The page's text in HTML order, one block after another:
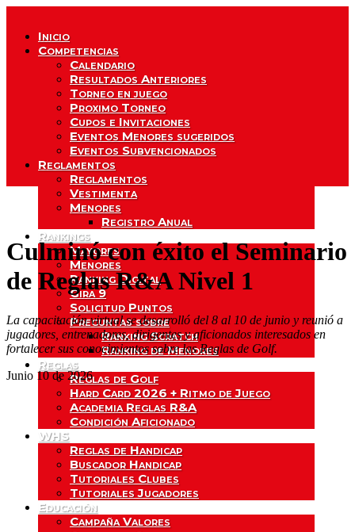
Inicio
Competencias
Calendario
Resultados Anteriores
Torneo en juego
Proximo Torneo
Cupos e Invitaciones
Eventos Menores sugeridos
Eventos Subvencionados
Reglamentos
Reglamentos
Vestimenta
Menores
Registro Anual
Rankings
Mayores
Menores
Ranking Digital
Gira 9
Solicitud Puntos
Preguntas sobre
Ranking Scratch
Ranking de Menores
Reglas
Reglas de Golf
Hard Card 2026 + Ritmo de Juego
Academia Reglas R&A
Condición Aficionado
WHS
Reglas de Handicap
Buscador Handicap
Tutoriales Clubes
Tutoriales Jugadores
Educación
Campaña Valores
Culminó con éxito el Seminario
de Reglas R&A Nivel 1
La capacitación virtual se desarrolló del 8 al 10 de junio y reunió a
jugadores, entrenadores, dirigentes y aficionados interesados en
fortalecer sus conocimientos sobre las Reglas de Golf.
Junio 10 de 2026